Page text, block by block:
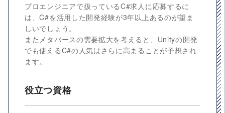
プロエンジニアで扱っているC#求人に応募するに
は、C#を活用した開発経験が3年以上あるのが望ま
しいでしょう。
またメタバースの需要拡大を考えると、Unityの開発
でも使えるC#の人気はさらに高まることが予想され
ます。
役立つ資格